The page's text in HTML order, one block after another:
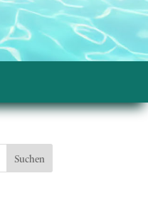
Suchen